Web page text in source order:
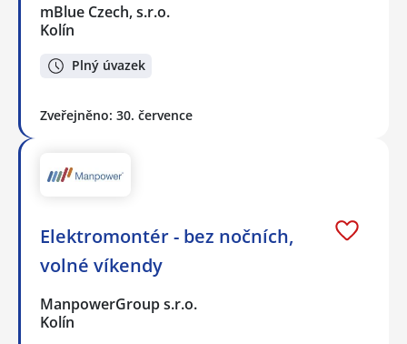
mBlue Czech, s.r.o.
Kolín
Plný úvazek
Zveřejněno: 30. července
Elektromontér - bez nočních,
volné víkendy
ManpowerGroup s.r.o.
Kolín